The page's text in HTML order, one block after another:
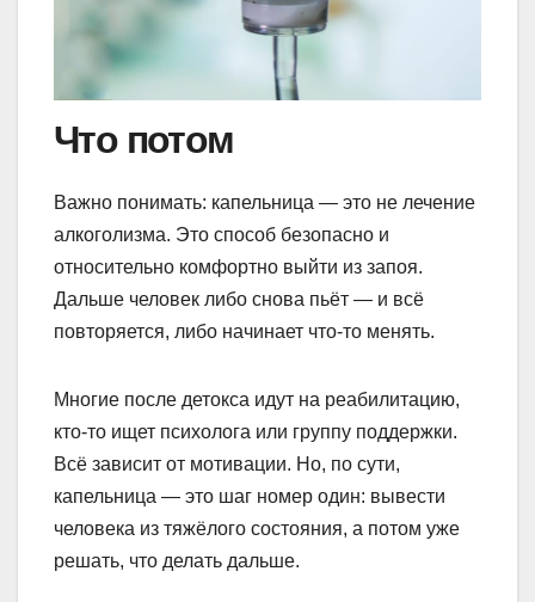
Что потом
Важно понимать: капельница — это не лечение
алкоголизма. Это способ безопасно и
относительно комфортно выйти из запоя.
Дальше человек либо снова пьёт — и всё
повторяется, либо начинает что-то менять.
Многие после детокса идут на реабилитацию,
кто-то ищет психолога или группу поддержки.
Всё зависит от мотивации. Но, по сути,
капельница — это шаг номер один: вывести
человека из тяжёлого состояния, а потом уже
решать, что делать дальше.